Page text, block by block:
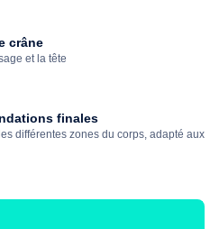
crâne
et la tête
finales
différentes zones du corps, adapté aux